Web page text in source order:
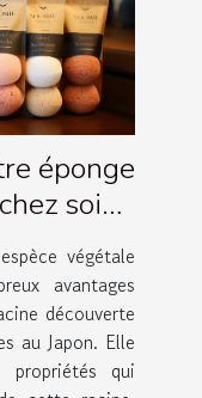
éponge
soin
végétale
avantages
découverte
au Japon. Elle
qui